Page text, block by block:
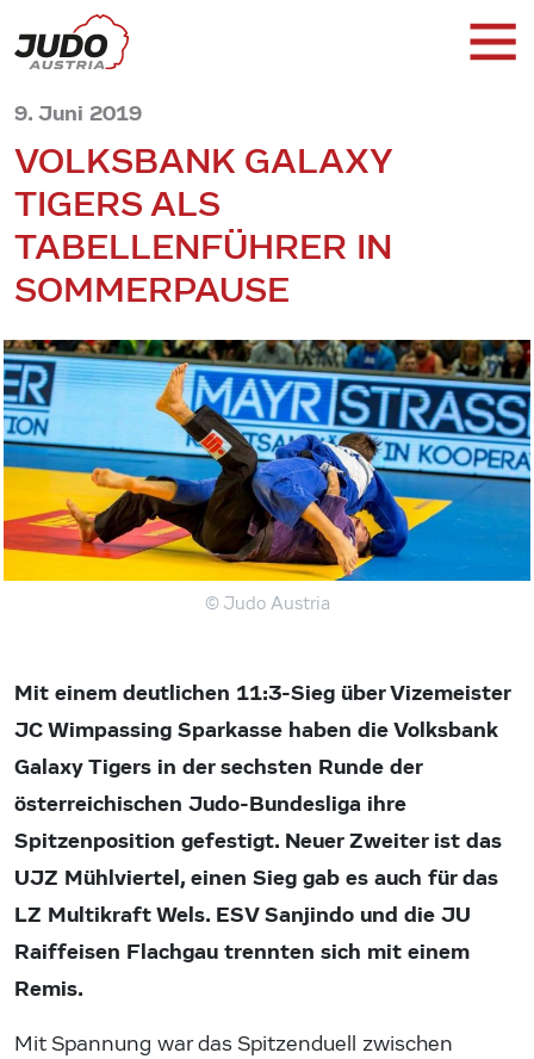
9. Juni 2019
VOLKSBANK GALAXY
TIGERS ALS
TABELLENFÜHRER IN
SOMMERPAUSE
© Judo Austria
Mit einem deutlichen 11:3-Sieg über Vizemeister
JC Wimpassing Sparkasse haben die Volksbank
Galaxy Tigers in der sechsten Runde der
österreichischen Judo-Bundesliga ihre
Spitzenposition gefestigt. Neuer Zweiter ist das
UJZ Mühlviertel, einen Sieg gab es auch für das
LZ Multikraft Wels. ESV Sanjindo und die JU
Raiffeisen Flachgau trennten sich mit einem
Remis.
Mit Spannung war das Spitzenduell zwischen